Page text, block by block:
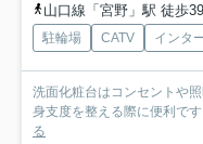
山口線「宮野」駅 徒歩
駐輪場 CATV インタ
洗面化粧台はコンセントや
身支度を整える際に便利で
る